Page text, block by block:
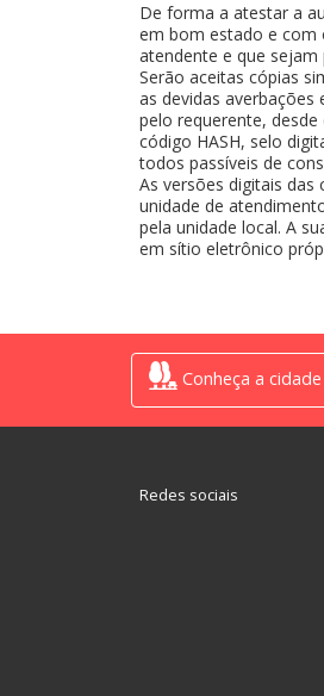
De forma a atestar a
em bom estado e com
atendente e que sejam
Serão aceitas cópias
as devidas
pelo requerente,
código HASH, selo
todos passíveis de
As versões digitais
unidade de
pela unidade local. A
em sítio eletrônico
Conheça a cidade
Redes sociais